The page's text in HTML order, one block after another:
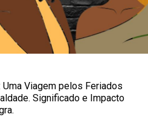
Uma Viagem pelos Feriados
Significado e Impacto